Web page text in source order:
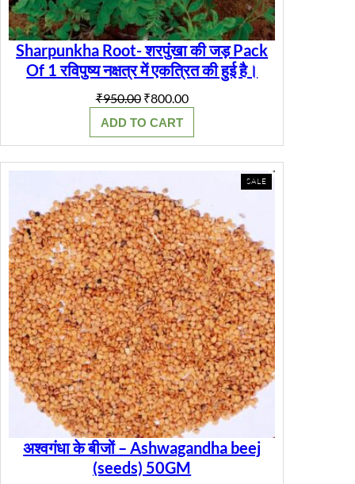
Sharpunkha Root- शरपुंखा की जड़ Pack
Of 1 रविपुष्य नक्षत्र में एकत्रित की हुई है।
₹950.00 Original
price
was:
₹950.00.
₹800.00Current
price
₹800.00.
ADD TO CART
SALEPRODUCT
ON
अश्वगंधा के बीजों – Ashwagandha beej
(seeds) 50GM